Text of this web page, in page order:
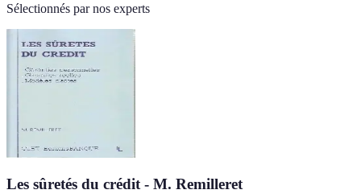
Sélectionnés par nos experts
Les sûretés du crédit - M. Remilleret